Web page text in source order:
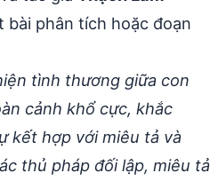
bài phân tích hoặc đoạn
tình thương giữa con
cảnh khổ cực, khắc
kết hợp với miêu tả và
thủ pháp đối lập, miêu tả